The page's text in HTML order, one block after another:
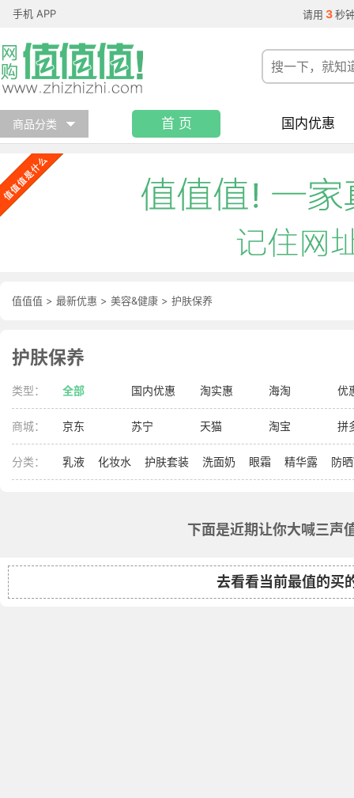
手机 APP 请用 3 秒
商品分类 首 页 国内优惠
值值值 > 最新优惠 > 美容&健康 > 护肤保养
护肤保养
类型： 全部 国内优惠 淘实惠 海淘 优
商城： 京东 苏宁 天猫 淘宝 拼
分类： 乳液 化妆水 护肤套装 洗面奶 眼霜 精华露 防
下面是近期让你大喊三声
去看看当前最值的买